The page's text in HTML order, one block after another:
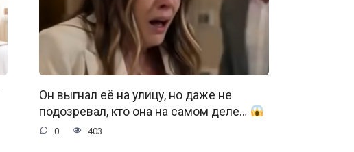
Он выгнал её на улицу, но даже не
подозревал, кто она на самом деле…
0 403